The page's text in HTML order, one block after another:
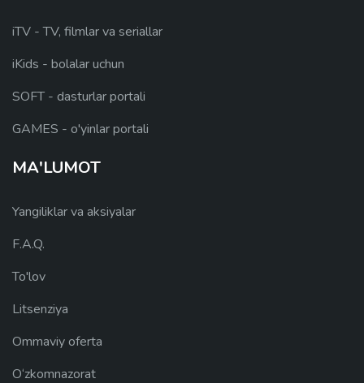
iTV - TV, filmlar va seriallar
iKids - bolalar uchun
SOFT - dasturlar portali
GAMES - o'yinlar portali
MA'LUMOT
Yangiliklar va aksiyalar
F.A.Q.
To'lov
Litsenziya
Ommaviy oferta
O‘zkomnazorat